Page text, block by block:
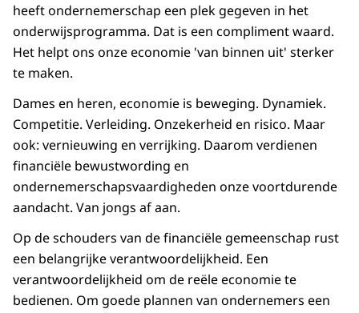
heeft ondernemerschap een plek gegeven in het
onderwijsprogramma. Dat is een compliment waard.
Het helpt ons onze economie 'van binnen uit' sterker
te maken.
Dames en heren, economie is beweging. Dynamiek.
Competitie. Verleiding. Onzekerheid en risico. Maar
ook: vernieuwing en verrijking. Daarom verdienen
financiële bewustwording en
ondernemerschapsvaardigheden onze voortdurende
aandacht. Van jongs af aan.
Op de schouders van de financiële gemeenschap rust
een belangrijke verantwoordelijkheid. Een
verantwoordelijkheid om de reëleeconomie te
bedienen. Om goede plannen van ondernemers een